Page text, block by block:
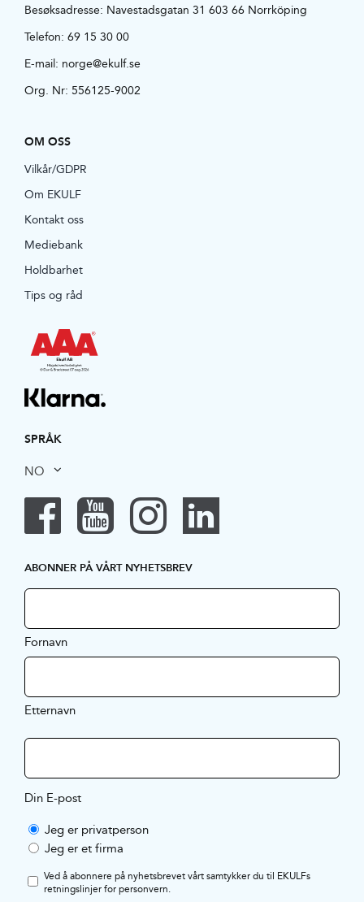
Besøksadresse: Navestadsgatan 31 603 66 Norrköping
Telefon: 69 15 30 00
E-mail: norge@ekulf.se
Org. Nr: 556125-9002
OM OSS
Vilkår/GDPR
Om EKULF
Kontakt oss
Mediebank
Holdbarhet
Tips og råd
SPRÅK
NO
ABONNER PÅ VÅRT NYHETSBREV
Fornavn
Etternavn
Din E-post
Jeg er privatperson
Jeg er et firma
Ved å abonnere på nyhetsbrevet vårt samtykker du til EKULFs
retningslinjer for personvern.